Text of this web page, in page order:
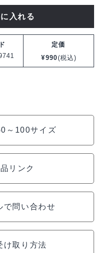
入れる
定価
¥990(税込)
～100サイズ
リンク
で問い合わせ
け取り方法